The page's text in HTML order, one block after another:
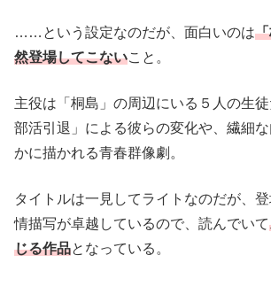
……という設定なのだが、面白いのは
然登場してこないこと。
主役は「桐島」の周辺にいる５人の生
部活引退」による彼らの変化や、繊細
かに描かれる青春群像劇。
タイトルは一見してライトなのだが、
情描写が卓越しているので、読んでいて
じる作品となっている。